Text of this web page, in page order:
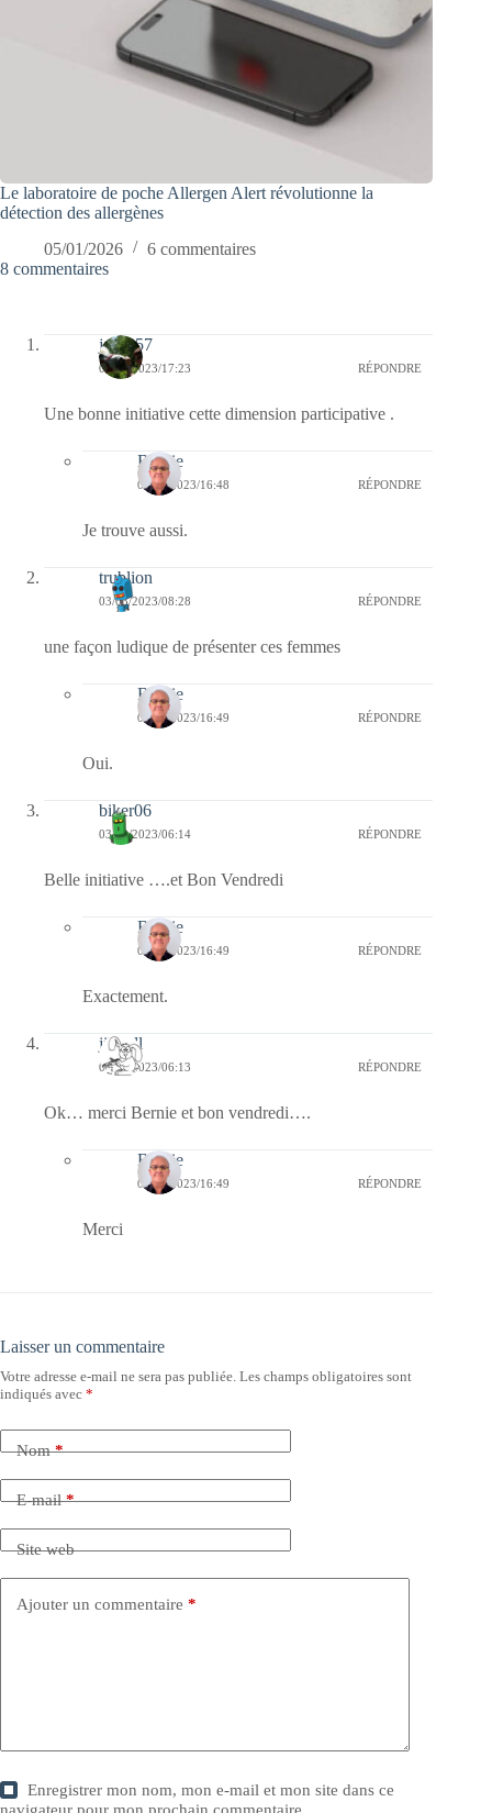
Le laboratoire de poche Allergen Alert révolutionne la
détection des allergènes
05/01/2026
6 commentaires
8 commentaires
jazzy57
03/03/2023/17:23 RÉPONDRE
Une bonne initiative cette dimension participative .
Bernie
05/03/2023/16:48 RÉPONDRE
Je trouve aussi.
trublion
03/03/2023/08:28 RÉPONDRE
une façon ludique de présenter ces femmes
Bernie
05/03/2023/16:49 RÉPONDRE
Oui.
biker06
03/03/2023/06:14 RÉPONDRE
Belle initiative ….et Bon Vendredi
Bernie
05/03/2023/16:49 RÉPONDRE
Exactement.
jill bill
03/03/2023/06:13 RÉPONDRE
Ok… merci Bernie et bon vendredi….
Bernie
05/03/2023/16:49 RÉPONDRE
Merci
Laisser un commentaire
Votre adresse e-mail ne sera pas publiée. Les champs obligatoires sont
indiqués avec *
Nom*
E-mail*
Site web
Ajouter un commentaire *
Enregistrer mon nom, mon e-mail et mon site dans ce